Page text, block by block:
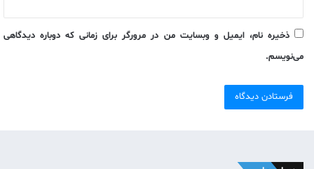
ذخیره نام، ایمیل و وبسایت من در مرورگر برای زمانی که دوباره دیدگاهی
می‌نویسم.